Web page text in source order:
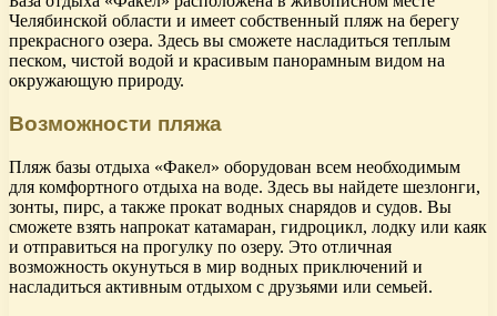
Челябинской области и имеет собственный пляж на берегу
прекрасного озера. Здесь вы сможете насладиться теплым
песком, чистой водой и красивым панорамным видом на
окружающую природу.
Возможности пляжа
Пляж базы отдыха «Факел» оборудован всем необходимым
для комфортного отдыха на воде. Здесь вы найдете шезлонги,
зонты, пирс, а также прокат водных снарядов и судов. Вы
сможете взять напрокат катамаран, гидроцикл, лодку или каяк
и отправиться на прогулку по озеру. Это отличная
возможность окунуться в мир водных приключений и
насладиться активным отдыхом с друзьями или семьей.